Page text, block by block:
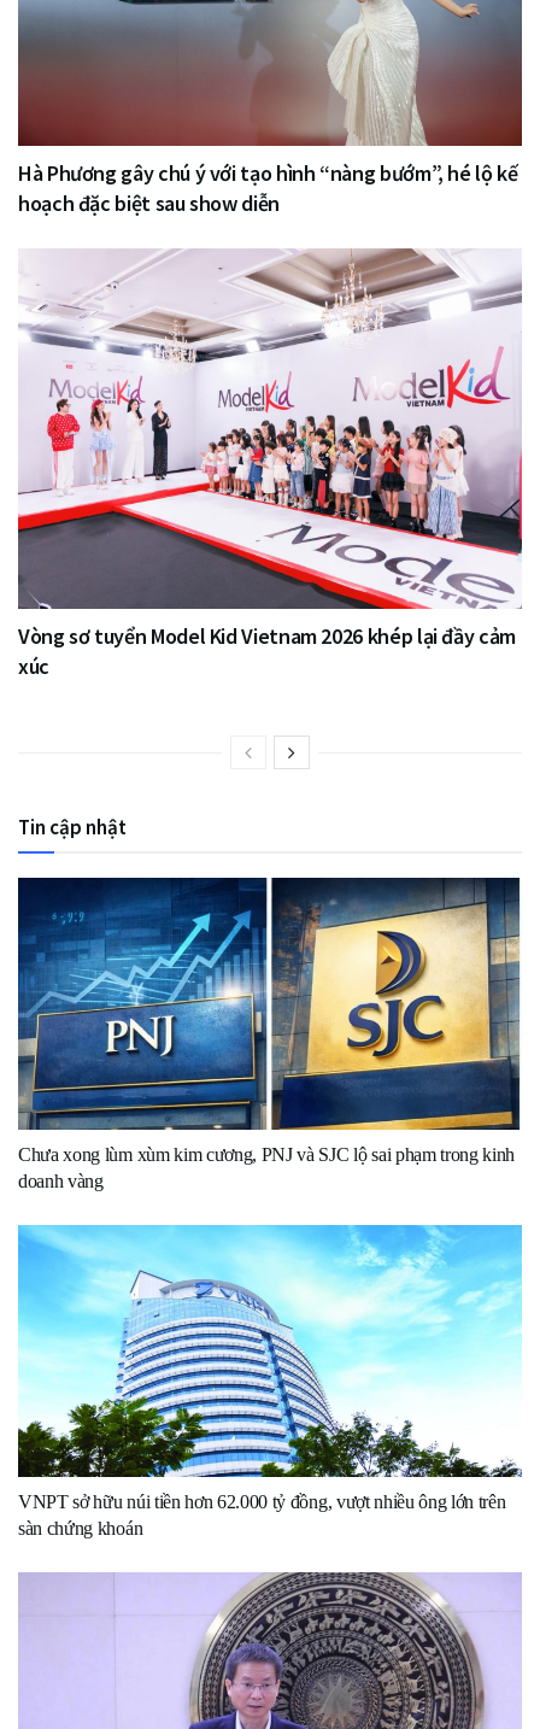
Hà Phương gây chú ý với tạo hình “nàng bướm”, hé lộ kế
hoạch đặc biệt sau show diễn
Vòng sơ tuyển Model Kid Vietnam 2026 khép lại đầy cảm
xúc
Tin cập nhật
Chưa xong lùm xùm kim cương, PNJ và SJC lộ sai phạm trong kinh
doanh vàng
VNPT sở hữu núi tiền hơn 62.000 tỷ đồng, vượt nhiều ông lớn trên
sàn chứng khoán